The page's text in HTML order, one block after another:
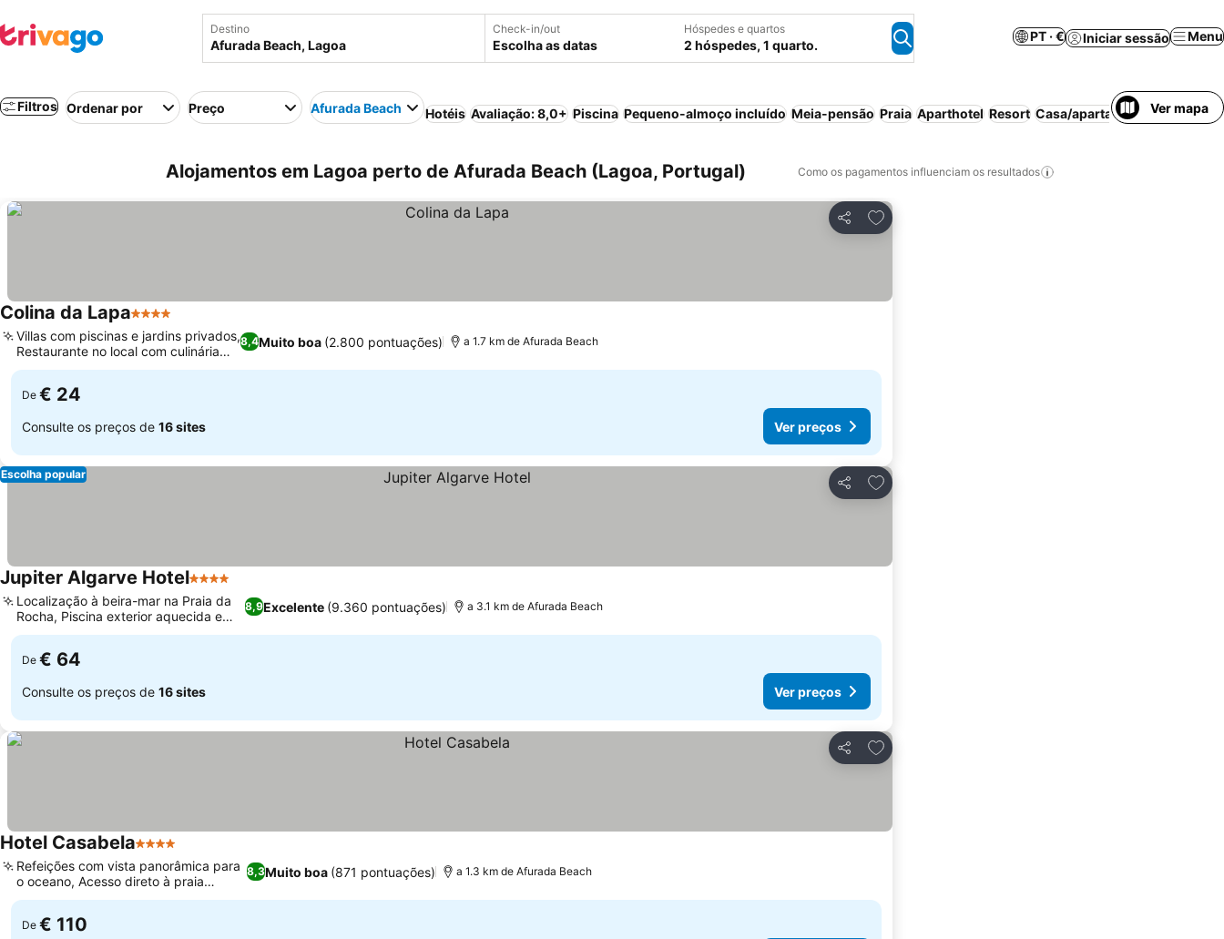
Destino Check-in/out
Escolha as datas
Hóspedes e quartos
2 hóspedes, 1 quarto.
PT · € Iniciar sessão Menu
Filtros Ordenar por Preço Afurada Beach Hotéis Avaliação: 8,0+ Piscina Pequeno-almoço incluído Meia-pensão Praia Aparthotel Resort Casa/apartamento inteiro
Ver mapa
Alojamentos em Lagoa perto de Afurada Beach (Lagoa, Portugal) Como os pagamentos influenciam os resultados
Partilhar
Adicionar aos favoritos
Colina da Lapa4 Estrelas
8,4Muito boa (2.800 pontuações)
Villas com piscinas e jardins privados,
Restaurante no local com culinária
local
a 1.7 km de Afurada Beach
De € 24
Consulte os preços de 16 sites Ver preços
Partilhar
Adicionar aos favoritos
Escolha popular
Jupiter Algarve Hotel4 Estrelas
8,9Excelente (9.360 pontuações)
Localização à beira-mar na Praia da
Rocha, Piscina exterior aquecida e
coberta
a 3.1 km de Afurada Beach
De € 64
Consulte os preços de 16 sites Ver preços
Partilhar
Adicionar aos favoritos
Hotel Casabela4 Estrelas
8,3Muito boa (871 pontuações)
Refeições com vista panorâmica para
o oceano, Acesso direto à praia
privada
a 1.3 km de Afurada Beach
De € 110